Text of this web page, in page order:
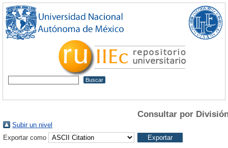
Consultar por
Subir un nivel
Exportar como